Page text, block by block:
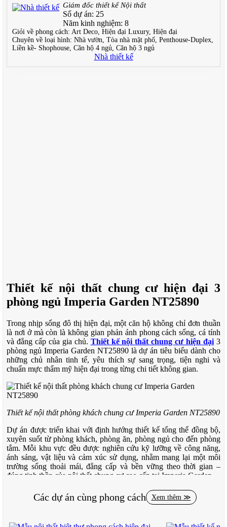
Giám đốc thiết kế Nội thất
Số dự án: 25
Năm kinh nghiệm: 8
Giỏi về phong cách: Art Deco, Hiện đại Luxury, Hiện đại
Chuyên về loại hình: Nhà vườn, Tòa nhà mặt phố, Penthouse-Duplex,
Liền kề- Shophouse, Căn hộ 4 ngủ, Căn hộ 3 ngủ
Nhà thiết kế
Thiết kế nội thất chung cư hiện đại 3
phòng ngủ Imperia Garden NT25890
Trong nhịp sống đô thị hiện đại, một căn hộ không chỉ đơn thuần
là nơi ở mà còn là không gian phản ánh phong cách sống, cá tính
và đẳng cấp của gia chủ. Thiết kế nội thất chung cư hiện đại 3
phòng ngủ Imperia Garden NT25890 là dự án tiêu biểu dành cho
những chủ nhân tinh tế, yêu thích sự sang trọng, tiện nghi và
chuẩn mực thẩm mỹ hiện đại trong từng chi tiết không gian.
Thiết kế nội thất phòng khách chung cư Imperia Garden NT25890
Dự án được triển khai với định hướng thiết kế tổng thể đồng bộ,
xuyên suốt từ phòng khách, phòng ăn, phòng ngủ cho đến phòng
tắm. Mỗi khu vực đều được nghiên cứu kỹ lưỡng về công năng,
ánh sáng, vật liệu và cảm xúc sử dụng, nhằm mang lại một môi
trường sống thoải mái, đẳng cấp và bền vững theo thời gian –
đúng tinh thần của nội thất chung cư cao cấp tại Imperia Garden.
Tổng quan phong cách thiết kế nội thất
Các dự án cùng phong cách Xem thêm ≫